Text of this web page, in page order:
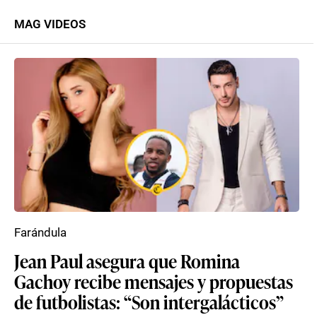
MAG VIDEOS
Jean Paul asegura que Romina
Gachoy recibe mensajes y propuestas
de futbolistas: “Son intergalácticos”
Farándula